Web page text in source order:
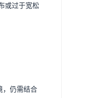
或过于宽松
，仍需结合